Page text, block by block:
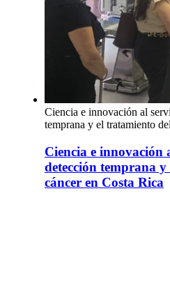
Ciencia e innovación al
temprana y el tratamiento
Ciencia e innovación
detección temprana
cáncer en Costa Rica